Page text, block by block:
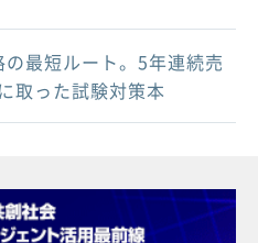
最短ルート。5年連続売
取った試験対策本